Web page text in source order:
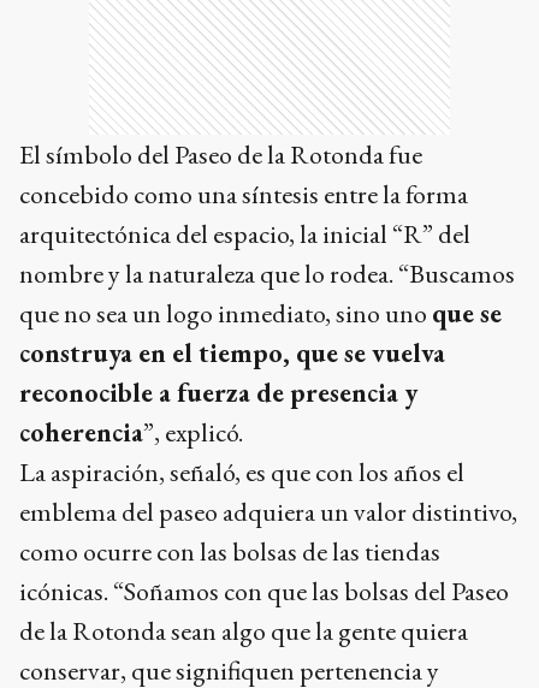
El símbolo del Paseo de la Rotonda fue
concebido como una síntesis entre la forma
arquitectónica del espacio, la inicial “R” del
nombre y la naturaleza que lo rodea. “Buscamos
que no sea un logo inmediato, sino uno que se
construya en el tiempo, que se vuelva
reconocible a fuerza de presencia y
coherencia”, explicó.
La aspiración, señaló, es que con los años el
emblema del paseo adquiera un valor distintivo,
como ocurre con las bolsas de las tiendas
icónicas. “Soñamos con que las bolsas del Paseo
de la Rotonda sean algo que la gente quiera
conservar, que signifiquen pertenencia y